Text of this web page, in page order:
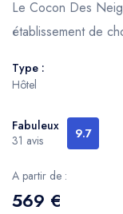
Le Cocon Des
établissement de
Type :
Hôtel
Fabuleux
31 avis
9.7
A partir de :
569 €